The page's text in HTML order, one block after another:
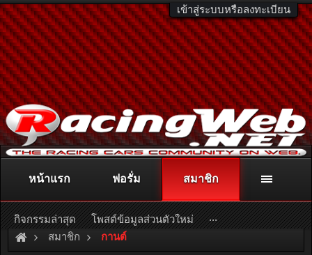
เข้าสู่ระบบหรือลงทะเบียน
ติดต่อลงโฆษณา racingweb@gmail.comหรือโทร. 081-811-1138
หรืออ่านรายละเอียดเพิ่มเติม คลิกที่นี่
สมาชิก กานต์
หน้าแรก ฟอรั่ม สมาชิก
กิจกรรมล่าสุด โพสต์ข้อมูลส่วนตัวใหม่ ...